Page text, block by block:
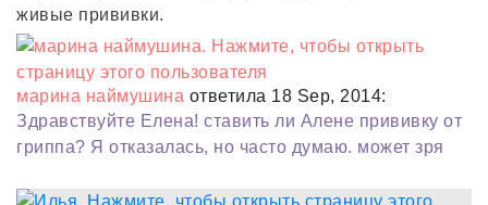
живые прививки.
марина наймушина ответила 18 Sep, 2014:
Здравствуйте Елена! ставить ли Алене прививку от
гриппа? Я отказалась, но часто думаю. может зря